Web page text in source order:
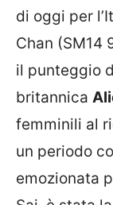
di oggi per
Chan (SM14
il punteggio
britannica
femminili al
un periodo
emozionata